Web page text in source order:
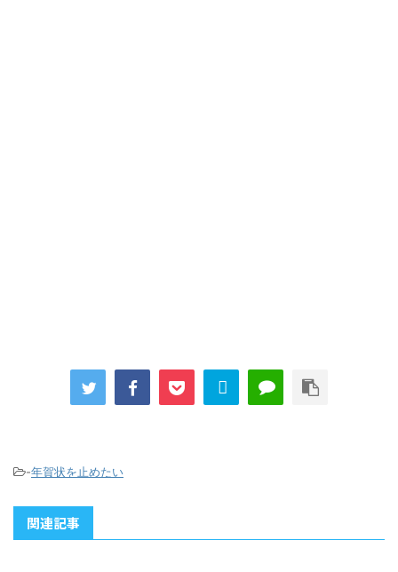
-年賀状を止めたい
関連記事